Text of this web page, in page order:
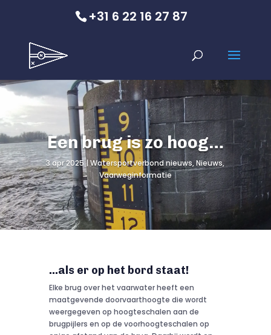
+31 6 22 16 27 87
Een brug is zo hoog…
3 apr 2025 Watersportverbond nieuws,Nieuws,
Vaarweginformatie
…als er op het bord staat!
Elke brug over het vaarwater heeft een
maatgevende doorvaarthoogte die wordt
weergegeven op hoogteschalen aan de
brugpijlers en op de voorhoogteschalen op